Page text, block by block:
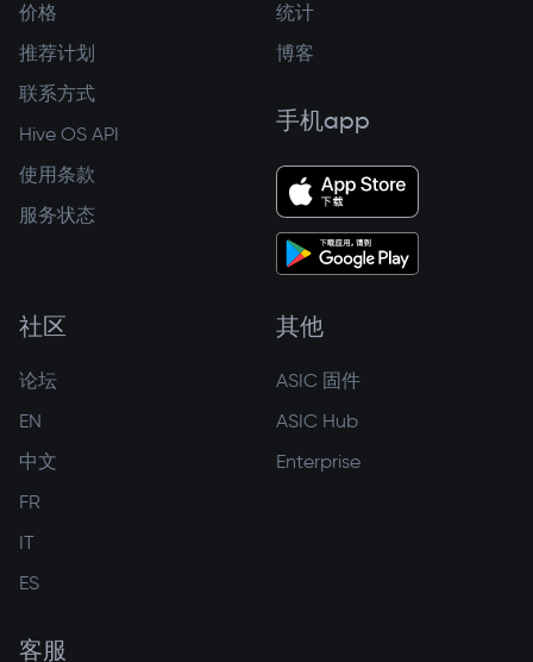
价格
推荐计划
联系方式
Hive OS API
使用条款
服务状态
统计
博客
手机app
社区
论坛
EN
中文
FR
IT
ES
其他
ASIC 固件
ASIC Hub
Enterprise
客服